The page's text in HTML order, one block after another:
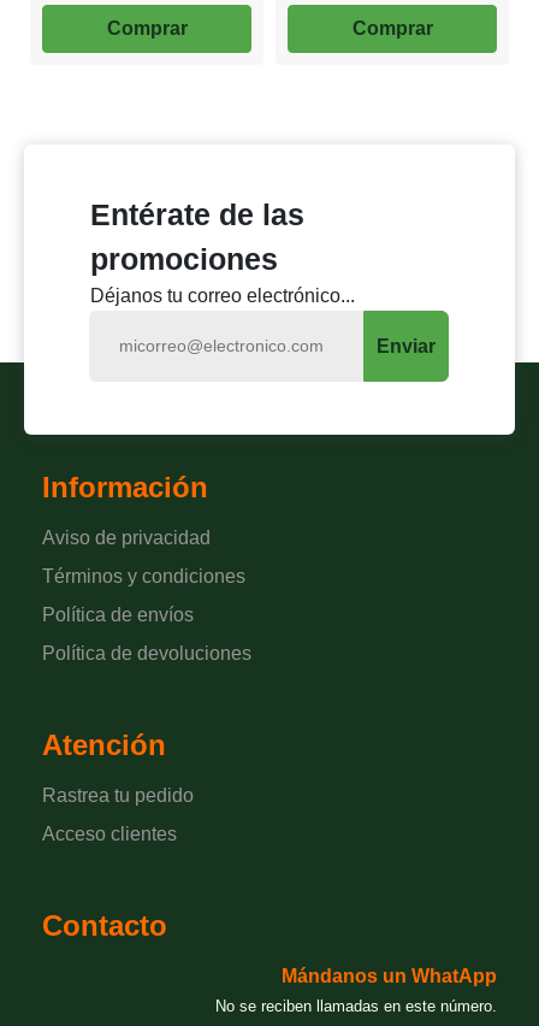
Comprar Comprar
Entérate de las
promociones
Déjanos tu correo electrónico...
Enviar
Información
Aviso de privacidad
Términos y condiciones
Política de envíos
Política de devoluciones
Atención
Rastrea tu pedido
Acceso clientes
Contacto
Mándanos un WhatApp
No se reciben llamadas en este número.